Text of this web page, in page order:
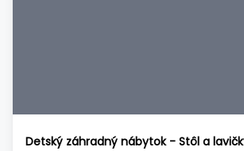
Detský záhradný nábytok - Stôl a